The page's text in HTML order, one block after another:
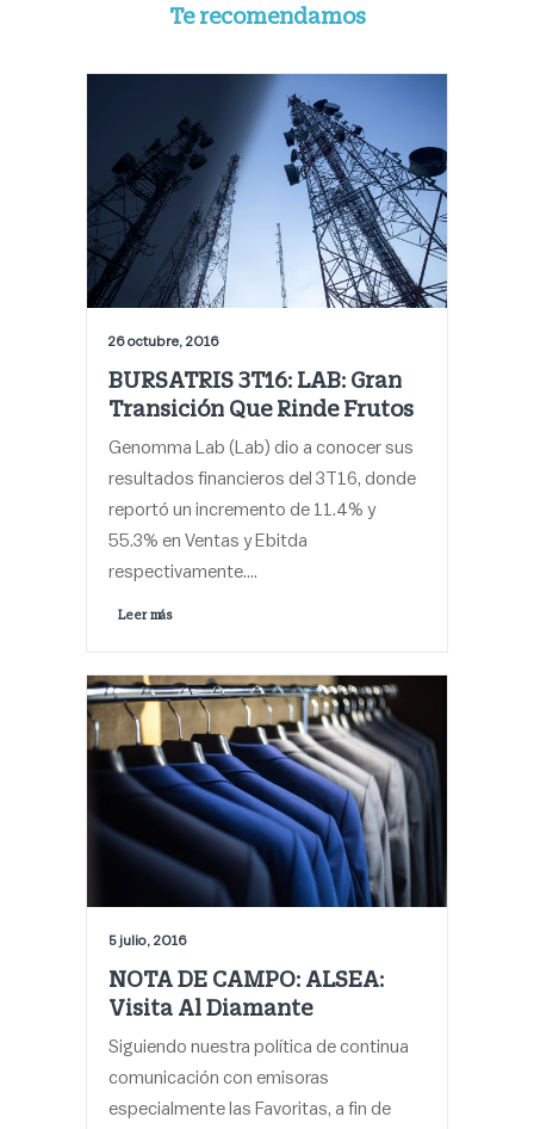
Te recomendamos
26 octubre, 2016
BURSATRIS 3T16: LAB: Gran
Transición Que Rinde Frutos
Genomma Lab (Lab) dio a conocer sus
resultados financieros del 3T16, donde
reportó un incremento de 11.4% y
55.3% en Ventas y Ebitda
respectivamente.…
Leer más
5 julio, 2016
NOTA DE CAMPO: ALSEA:
Visita Al Diamante
Siguiendo nuestra política de continua
comunicación con emisoras
especialmente las Favoritas, a fin de